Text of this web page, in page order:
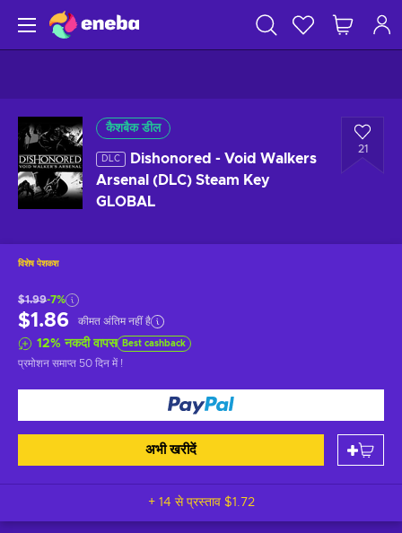
कैशबैक डील
DLC
Dishonored - Void Walkers
Arsenal (DLC) Steam Key
GLOBAL
21
विशेष पेशकश
$1.99-7%
$1.86 कीमत अंतिम नहीं है
12%नकदी वापस Best cashback
प्रमोशन समाप्त 50 दिन में!
अभी खरीदें
+ 14 से प्रस्ताव $1.72